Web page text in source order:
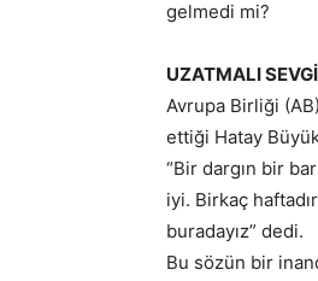
gelmedi mi?
UZATMALI
Avrupa Birliği
ettiği Hatay
“Bir dargın bir
iyi. Birkaç
buradayız” dedi.
Bu sözün bir